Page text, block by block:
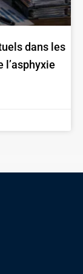
dans les
l’asphyxie